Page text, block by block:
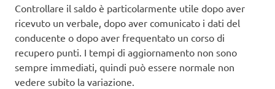
Controllare il saldo è particolarmente utile dopo aver
ricevuto un verbale, dopo aver comunicato i dati del
conducente o dopo aver frequentato un corso di
recupero punti. I tempi di aggiornamento non sono
sempre immediati, quindi può essere normale non
vedere subito la variazione.